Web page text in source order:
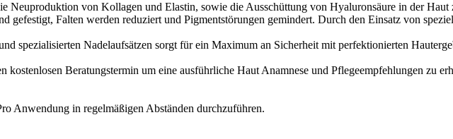
Neuproduktion von Kollagen und Elastin, sowie die Ausschüttung von Hyaluronsäure in der
gefestigt, Falten werden reduziert und Pigmentstörungen gemindert. Durch den Einsatz von
spezialisierten Nadelaufsätzen sorgt für ein Maximum an Sicherheit mit perfektionierten
Beratungstermin um eine ausführliche Haut Anamnese und Pflegeempfehlungen zu
Anwendung in regelmäßigen Abständen durchzuführen.